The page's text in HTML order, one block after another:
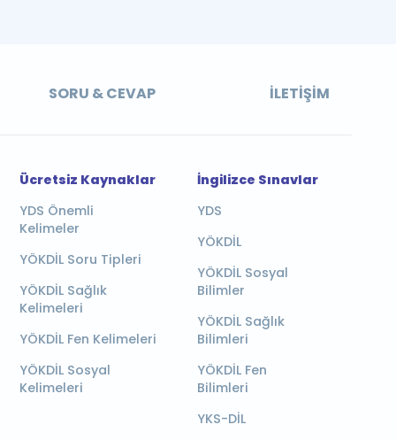
SORU & CEVAP İLETIŞIM
Ücretsiz Kaynaklar
YDS Önemli
Kelimeler
YÖKDİL Soru Tipleri
YÖKDİL Sağlık
Kelimeleri
YÖKDİL Fen Kelimeleri
YÖKDİL Sosyal
Kelimeleri
İngilizce Sınavlar
YDS
YÖKDİL
YÖKDİL Sosyal
Bilimler
YÖKDİL Sağlık
Bilimleri
YÖKDİL Fen
Bilimleri
YKS-DİL